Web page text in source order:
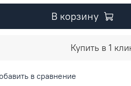
В корзину
Купить в 1
в сравнение